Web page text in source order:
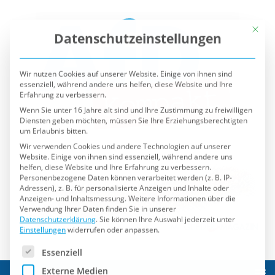
Datenschutzeinstellungen
essenziell, während andere uns helfen, diese Website und Ihre
Erfahrung zu verbessern.
Wenn Sie unter 16 Jahre alt sind und Ihre Zustimmung zu freiwilligen
Diensten geben möchten, müssen Sie Ihre Erziehungsberechtigten
um Erlaubnis bitten.
Wir verwenden Cookies und andere Technologien auf unserer
Website. Einige von ihnen sind essenziell, während andere uns
helfen, diese Website und Ihre Erfahrung zu verbessern.
Personenbezogene Daten können verarbeitet werden (z. B. IP-
Adressen), z. B. für personalisierte Anzeigen und Inhalte oder
Anzeigen- und Inhaltsmessung.Weitere Informationen über die
Verwendung Ihrer Daten finden Sie in unserer
Datenschutzerklärung. Sie können Ihre Auswahl jederzeit unter
Einstellungenwiderrufen oder anpassen.